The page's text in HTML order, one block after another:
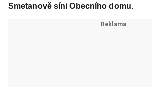
Smetanově síni Obecního domu.